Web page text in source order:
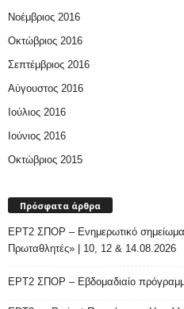
Νοέμβριος 2016
Οκτώβριος 2016
Σεπτέμβριος 2016
Αύγουστος 2016
Ιούλιος 2016
Ιούνιος 2016
Οκτώβριος 2015
Πρόσφατα άρθρα
ΕΡΤ2 ΣΠΟΡ – Ενημερωτικό σημείωμα
Πρωταθλητές» | 10, 12 & 14.08.2026
ΕΡΤ2 ΣΠΟΡ – Εβδομαδιαίο